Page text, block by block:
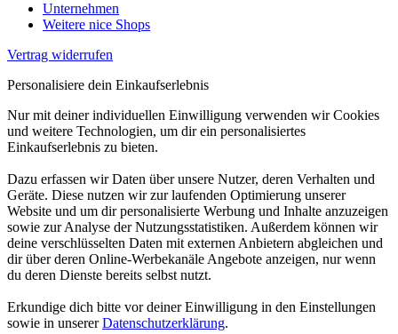
Unternehmen
Weitere nice Shops
Vertrag widerrufen
Personalisiere dein Einkaufserlebnis
Nur mit deiner individuellen Einwilligung verwenden wir Cookies
und weitere Technologien, um dir ein personalisiertes
Einkaufserlebnis zu bieten.
Dazu erfassen wir Daten über unsere Nutzer, deren Verhalten und
Geräte. Diese nutzen wir zur laufenden Optimierung unserer
Website und um dir personalisierte Werbung und Inhalte anzuzeigen
sowie zur Analyse der Nutzungsstatistiken. Außerdem können wir
deine verschlüsselten Daten mit externen Anbietern abgleichen und
dir über deren Online-Werbekanäle Angebote anzeigen, nur wenn
du deren Dienste bereits selbst nutzt.
Erkundige dich bitte vor deiner Einwilligung in den Einstellungen
sowie in unsererDatenschutzerklärung.